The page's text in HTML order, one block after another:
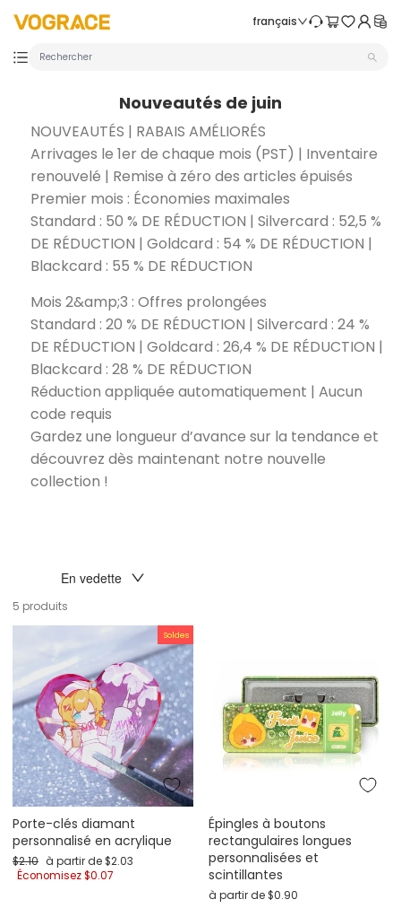
VOGRACE français
Nouveautés de juin
NOUVEAUTÉS | RABAIS AMÉLIORÉS
Arrivages le 1er de chaque mois (PST) | Inventaire
renouvelé | Remise à zéro des articles épuisés
Premier mois : Économies maximales
Standard : 50 % DE RÉDUCTION | Silvercard : 52,5 %
DE RÉDUCTION | Goldcard : 54 % DE RÉDUCTION |
Blackcard : 55 % DE RÉDUCTION
Mois 2&amp;3 : Offres prolongées
Standard : 20 % DE RÉDUCTION | Silvercard : 24 %
DE RÉDUCTION | Goldcard : 26,4 % DE RÉDUCTION |
Blackcard : 28 % DE RÉDUCTION
Réduction appliquée automatiquement | Aucun
code requis
Gardez une longueur d’avance sur la tendance et
découvrez dès maintenant notre nouvelle
collection !
5 produits
En vedette
Soldes
Porte-clés diamant
personnalisé en acrylique
Prix régulier
$2.10 Prix de promotion
à partir de$2.03
Économisez$0.07
Épingles à boutons
rectangulaires longues
personnalisées et
scintillantes
à partir de$0.90